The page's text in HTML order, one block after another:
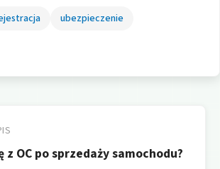
ubezpieczenie
z OC po sprzedaży samochodu?